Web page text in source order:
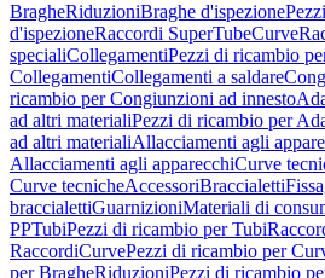
BragheRiduzioniBraghe d'ispezione
d'ispezioneRaccordi SuperTubeCurve
specialiCollegamentiPezzi di ricambio
CollegamentiCollegamenti a saldare
ricambio per Congiunzioni ad innesto
ad altri materialiPezzi di ricambio per
ad altri materialiAllacciamenti agli
Allacciamenti agli apparecchiCurve
Curve tecnicheAccessoriBraccialetti
braccialettiGuarnizioniMateriali di
PPTubiPezzi di ricambio per Tubi
RaccordiCurvePezzi di ricambio per
per BragheRiduzioniPezzi di ricambio